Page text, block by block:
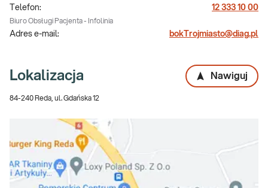
Telefon: 12 333 10 00
Biuro Obsługi Pacjenta - Infolinia
Adres e-mail: bokTrojmiasto@diag.pl
Lokalizacja Nawiguj
84-240 Reda, ul. Gdańska 12